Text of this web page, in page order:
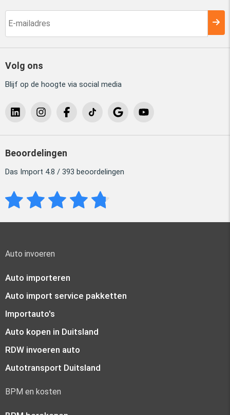
Volg ons
Blijf op de hoogte via social media
Beoordelingen
Das Import 4.8 / 393 beoordelingen
Auto invoeren
Auto importeren
Auto import service pakketten
Importauto's
Auto kopen in Duitsland
RDW invoeren auto
Autotransport Duitsland
BPM en kosten